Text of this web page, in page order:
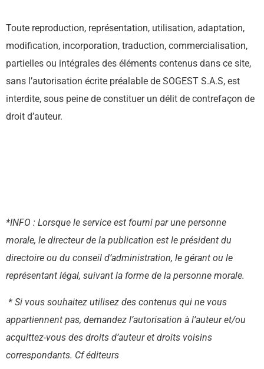
Toute reproduction, représentation, utilisation, adaptation,
modification, incorporation, traduction, commercialisation,
partielles ou intégrales des éléments contenus dans ce site,
sans l’autorisation écrite préalable de SOGEST S.A.S, est
interdite, sous peine de constituer un délit de contrefaçon de
droit d’auteur.
*INFO : Lorsque le service est fourni par une personne
morale, le directeur de la publication est le président du
directoire ou du conseil d’administration, le gérant ou le
représentant légal, suivant la forme de la personne morale.
* Si vous souhaitez utilisez des contenus qui ne vous
appartiennent pas, demandez l’autorisation à l’auteur et/ou
acquittez-vous des droits d’auteur et droits voisins
correspondants. Cf éditeurs